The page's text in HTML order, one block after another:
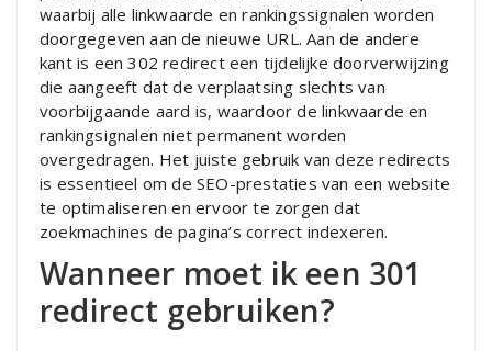
waarbij alle linkwaarde en rankingssignalen worden
doorgegeven aan de nieuwe URL. Aan de andere
kant is een 302 redirect een tijdelijke doorverwijzing
die aangeeft dat de verplaatsing slechts van
voorbijgaande aard is, waardoor de linkwaarde en
rankingsignalen niet permanent worden
overgedragen. Het juiste gebruik van deze redirects
is essentieel om de SEO-prestaties van een website
te optimaliseren en ervoor te zorgen dat
zoekmachines de pagina’s correct indexeren.
Wanneer moet ik een 301
redirect gebruiken?